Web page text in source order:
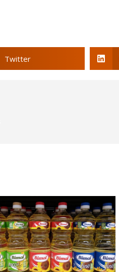
Twitter